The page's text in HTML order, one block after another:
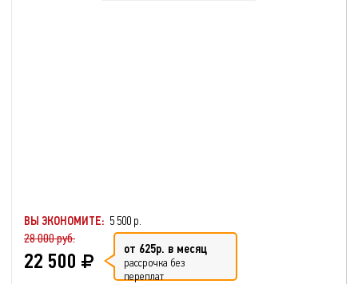
ВЫ ЭКОНОМИТЕ: 5 500 р.
28 000 руб.
22 500 от 625р. в месяц
рассрочка без
переплат